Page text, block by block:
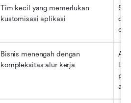
Tim kecil yang memerlukan
kustomisasi aplikasi
50
Bisnis menengah dengan
kompleksitas alur kerja